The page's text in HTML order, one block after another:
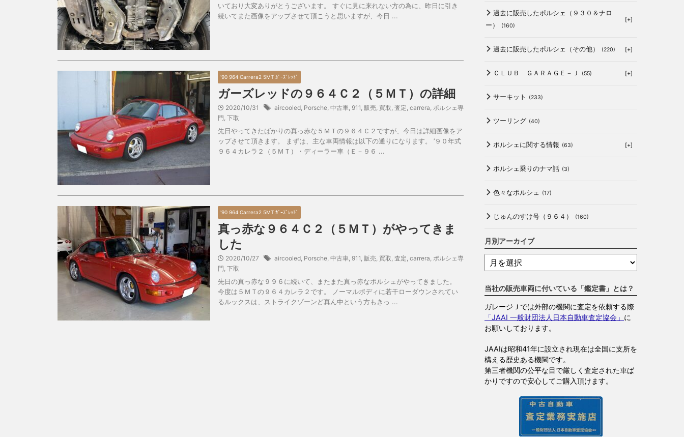
いており大変ありがとうございます。 すぐに見に来れない方の為に、昨日に引き
続いてまた画像をアップさせて頂こうと思いますが、今日 ...
'90 964 Carrera2 5MT ｶﾞｰｽﾞﾚｯﾄﾞ
ガーズレッドの９６４Ｃ２（５ＭＴ）の詳細
2020/10/31 aircooled Porsche 中古車 911 販売 買取 査定 carrera ポルシェ専
門 下取
先日やってきたばかりの真っ赤な５ＭＴの９６４Ｃ２ですが、今日は詳細画像をア
ップさせて頂きます。 まずは、主な車両情報は以下の通りになります。 ’９０年式
９６４カレラ２（５ＭＴ）・ディーラー車（Ｅ－９６ ...
'90 964 Carrera2 5MT ｶﾞｰｽﾞﾚｯﾄﾞ
真っ赤な９６４Ｃ２（５ＭＴ）がやってきま
した
2020/10/27 aircooled Porsche 中古車 911 販売 買取 査定 carrera ポルシェ専
門 下取
先日の真っ赤な９９６に続いて、またまた真っ赤なポルシェがやってきました。
今度は５ＭＴの９６４カレラ２です。 ノーマルボディに若干ローダウンされてい
るルックスは、ストライクゾーンど真ん中という方もきっ ...
過去に販売したポルシェ（９３０＆ナロ
ー）
(160)
[+]
過去に販売したポルシェ（その他） (220) [+]
ＣＬＵＢ ＧＡＲＡＧＥ－Ｊ (55) [+]
サーキット (233)
ツーリング (40)
ポルシェに関する情報 (63) [+]
ポルシェ乗りのナマ話 (3)
色々なポルシェ (17)
じゅんのすけ号（９６４） (160)
月別アーカイブ
当社の販売車両に付いている「鑑定書」とは？
ガレージＪでは外部の機関に査定を依頼する際
「JAAI 一般財団法人日本自動車査定協会」 に
お願いしております。
JAAIは昭和41年に設立され現在は全国に支所を
構える歴史ある機関です。
第三者機関の公平な目で厳しく査定された車ば
かりですので安心してご購入頂けます。